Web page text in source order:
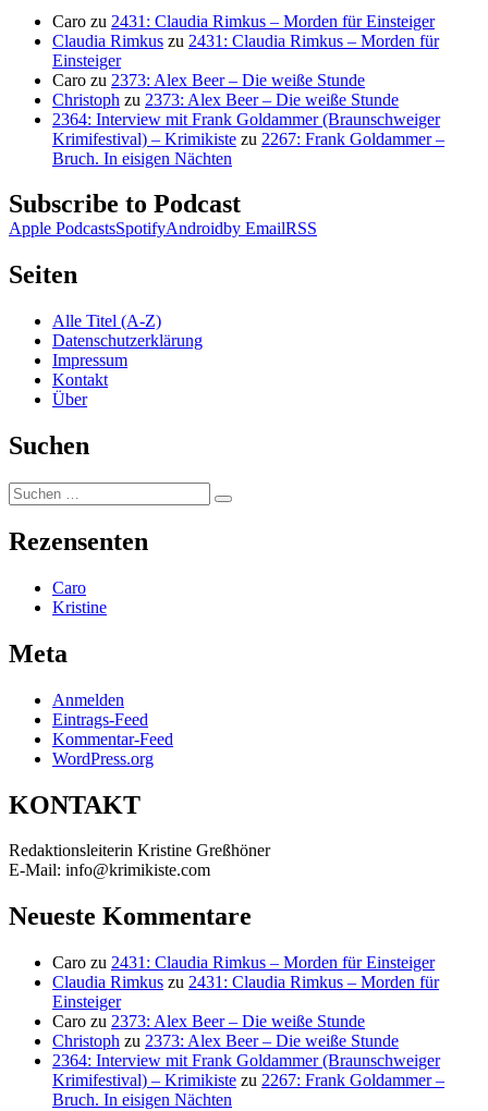
Caro zu 2431: Claudia Rimkus – Morden für Einsteiger
Claudia Rimkus zu 2431: Claudia Rimkus – Morden für
Einsteiger
Caro zu 2373: Alex Beer – Die weiße Stunde
Christoph zu 2373: Alex Beer – Die weiße Stunde
2364: Interview mit Frank Goldammer (Braunschweiger
Krimifestival) – Krimikiste zu 2267: Frank Goldammer –
Bruch. In eisigen Nächten
Subscribe to Podcast
Apple PodcastsSpotifyAndroidby EmailRSS
Seiten
Alle Titel (A-Z)
Datenschutzerklärung
Impressum
Kontakt
Über
Suchen
Suchen
nach:
Suchen
Rezensenten
Caro
Kristine
Meta
Anmelden
Eintrags-Feed
Kommentar-Feed
WordPress.org
KONTAKT
Redaktionsleiterin Kristine Greßhöner
E-Mail: info@krimikiste.com
Neueste Kommentare
Caro zu 2431: Claudia Rimkus – Morden für Einsteiger
Claudia Rimkus zu 2431: Claudia Rimkus – Morden für
Einsteiger
Caro zu 2373: Alex Beer – Die weiße Stunde
Christoph zu 2373: Alex Beer – Die weiße Stunde
2364: Interview mit Frank Goldammer (Braunschweiger
Krimifestival) – Krimikiste zu 2267: Frank Goldammer –
Bruch. In eisigen Nächten